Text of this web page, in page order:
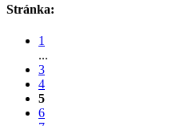
Stránka:
1
...
3
4
5
6